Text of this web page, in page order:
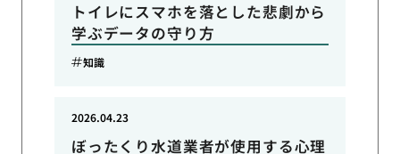
トイレにスマホを落とした悲劇から
学ぶデータの守り方
知識
ぼったくり水道業者が使用する心理
2026.04.23